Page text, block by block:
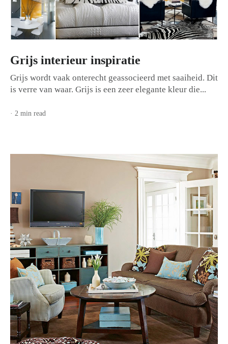
Grijs interieur inspiratie
Grijs wordt vaak onterecht geassocieerd met saaiheid. Dit
is verre van waar. Grijs is een zeer elegante kleur die...
· 2 min read